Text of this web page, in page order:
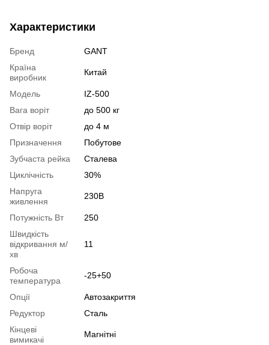
Характеристики
Бренд
GANT
Країна
виробник
Китай
Модель
IZ-500
Вага воріт
до 500 кг
Отвір воріт
до 4 м
Призначення
Побутове
Зубчаста рейка
Сталева
Циклічність
30%
Напруга
живлення
230В
Потужність Вт
250
Швидкість
відкривання м/
хв
11
Робоча
температура
-25+50
Опції
Автозакриття
Редуктор
Сталь
Кінцеві
вимикачі
Магнітні